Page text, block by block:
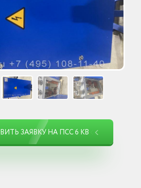
ЗАЯВКУ НА ПСС 6 КВ